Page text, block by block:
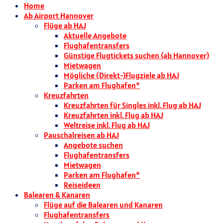
Home
Ab Airport Hannover
Flüge ab HAJ
Aktuelle Angebote
Flughafentransfers
Günstige Flugtickets suchen (ab Hannover)
Mietwagen
Mögliche (Direkt-)Flugziele ab HAJ
Parken am Flughafen*
Kreuzfahrten
Kreuzfahrten für Singles inkl. Flug ab HAJ
Kreuzfahrten inkl. Flug ab HAJ
Weltreise inkl. Flug ab HAJ
Pauschalreisen ab HAJ
Angebote suchen
Flughafentransfers
Mietwagen
Parken am Flughafen*
Reiseideen
Balearen & Kanaren
Flüge auf die Balearen und Kanaren
Flughafentransfers